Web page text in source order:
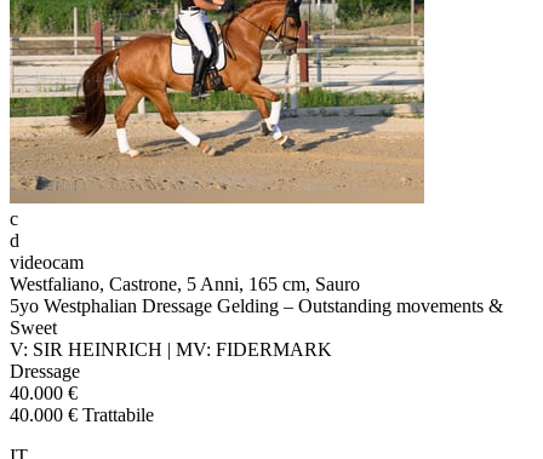
c
d
videocam
Westfaliano, Castrone, 5 Anni, 165 cm, Sauro
5yo Westphalian Dressage Gelding – Outstanding movements &
Sweet
V: SIR HEINRICH | MV: FIDERMARK
Dressage
40.000 €
40.000 € Trattabile